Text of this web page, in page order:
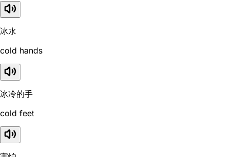
冰水
cold hands
冰冷的手
cold feet